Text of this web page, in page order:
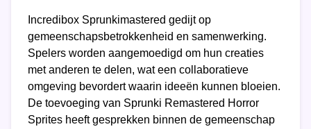
Incredibox Sprunkimastered gedijt op
gemeenschapsbetrokkenheid en samenwerking.
Spelers worden aangemoedigd om hun creaties
met anderen te delen, wat een collaboratieve
omgeving bevordert waarin ideeën kunnen bloeien.
De toevoeging van Sprunki Remastered Horror
Sprites heeft gesprekken binnen de gemeenschap